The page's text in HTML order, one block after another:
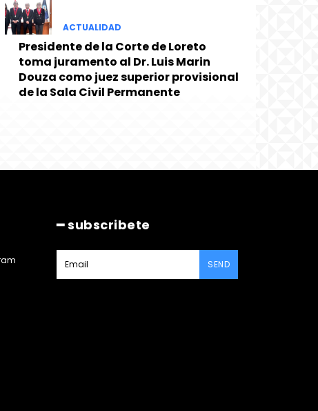
ACTUALIDAD
Presidente de la Corte de Loreto
toma juramento al Dr. Luis Marin
Douza como juez superior provisional
de la Sala Civil Permanente
━ subscribete
SEND